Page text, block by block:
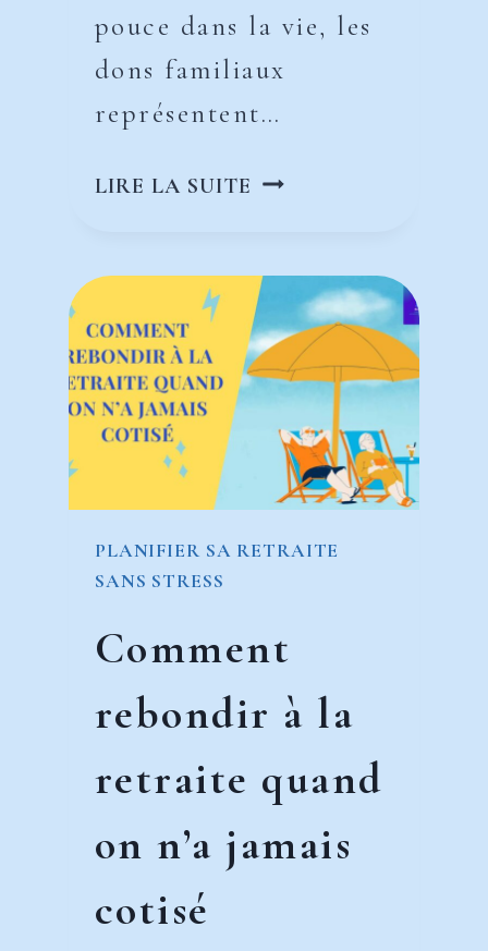
pouce dans la vie, les
dons familiaux
représentent…
LIRE LA SUITE DONS
UNE
CLARIFICATION
ATTENDUE
POUR
RELANCER
L’EXONÉRATION
FISCALE
PLANIFIER SA RETRAITE
SANS STRESS
Comment
rebondir à la
retraite quand
on n’a jamais
cotisé